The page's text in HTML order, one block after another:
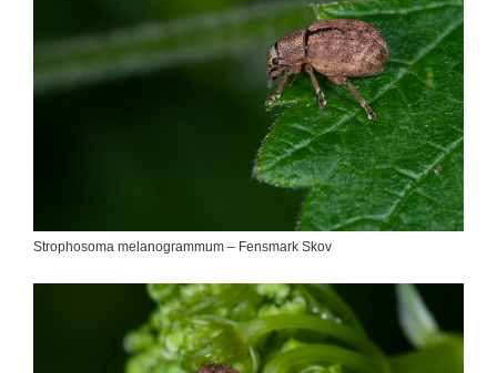
Strophosoma melanogrammum – Fensmark Skov